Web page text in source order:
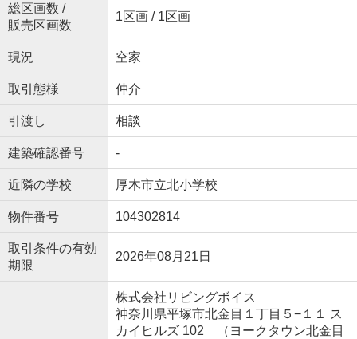
総区画数 /
販売区画数
1区画 / 1区画
現況 空家
取引態様 仲介
引渡し 相談
建築確認番号 -
近隣の学校 厚木市立北小学校
物件番号 104302814
取引条件の有効
期限
2026年08月21日
株式会社リビングボイス
神奈川県平塚市北金目１丁目５−１１ ス
カイヒルズ 102 （ヨークタウン北金目